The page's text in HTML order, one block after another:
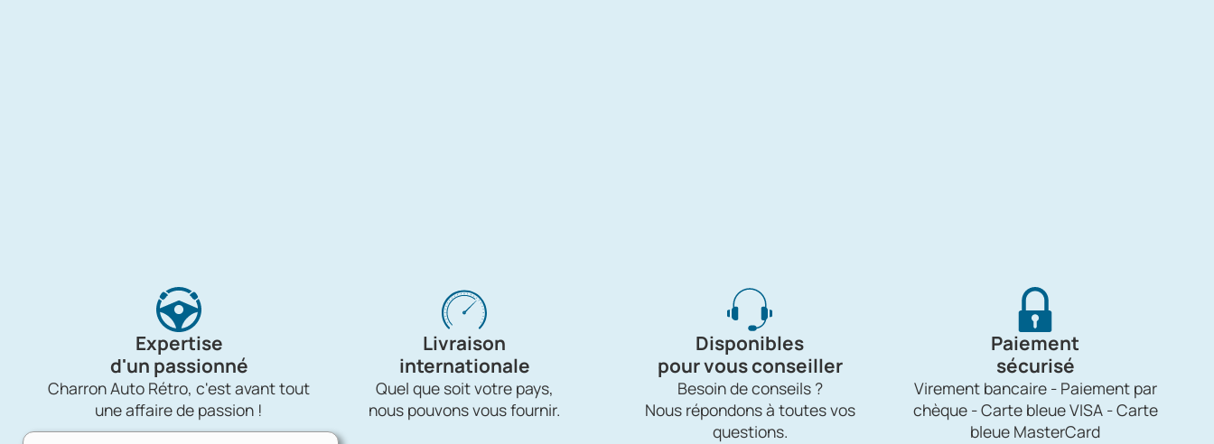
Expertise
d'un passionné
Charron Auto Rétro, c'est avant tout
une affaire de passion !
Livraison
internationale
Quel que soit votre pays,
nous pouvons vous fournir.
Disponibles
pour vous conseiller
Besoin de conseils ?
Nous répondons à toutes vos
questions.
Paiement
sécurisé
Virement bancaire - Paiement par
chèque - Carte bleue VISA - Carte
bleue MasterCard